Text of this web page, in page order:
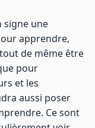
signe une
apprendre,
de même être
pour
et les
aussi poser
Ce sont